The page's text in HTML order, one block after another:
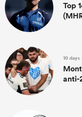
Top
10 days
anti-